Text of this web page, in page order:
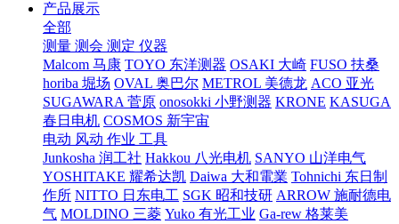
产品展示
全部
测量 测会 测定 仪器
Malcom 马康 TOYO 东洋测器 OSAKI 大崎 FUSO 扶桑
horiba 堀场 OVAL 奥巴尔 METROL 美德龙 ACO 亚光
SUGAWARA 菅原 onosokki 小野测器 KRONE KASUGA
春日电机 COSMOS 新宇宙
电动 风动 作业 工具
Junkosha 润工社 Hakkou 八光电机 SANYO 山洋电气
YOSHITAKE 耀希达凯 Daiwa 大和電業 Tohnichi 东日制
作所 NITTO 日东电工 SGK 昭和技研 ARROW 施耐德电
气 MOLDINO 三菱 Yuko 有光工业 Ga-rew 格莱美